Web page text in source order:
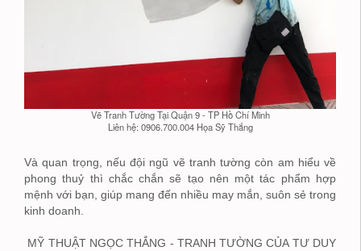
Vẽ Tranh Tường Tại Quận 9 - TP Hồ Chí Minh
Liên hệ: 0906.700.004 Họa Sỹ Thắng
Và quan trọng, nếu đội ngũ vẽ tranh tường còn am hiểu về
phong thuỷ thì chắc chắn sẽ tạo nên một tác phẩm hợp
mệnh với bạn, giúp mang đến nhiều may mắn, suôn sẻ trong
kinh doanh.
MỸ THUẬT NGỌC THẮNG - TRANH TƯỜNG CỦA TƯ DUY